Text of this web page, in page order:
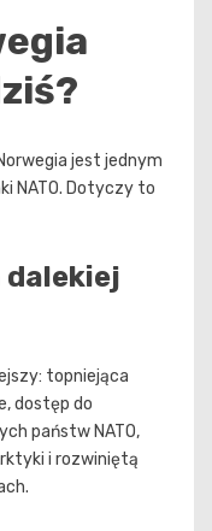
jest jednym
NATO. Dotyczy to
dalekiej
topniejąca
dostęp do
państw NATO,
i rozwiniętą